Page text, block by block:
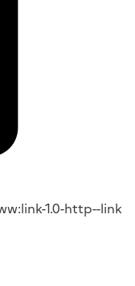
1.0-http--link